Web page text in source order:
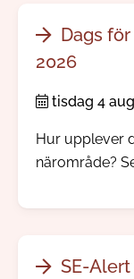
Dags
2026
tisdag 4
Hur upplever
närområde?
årliga
SE-